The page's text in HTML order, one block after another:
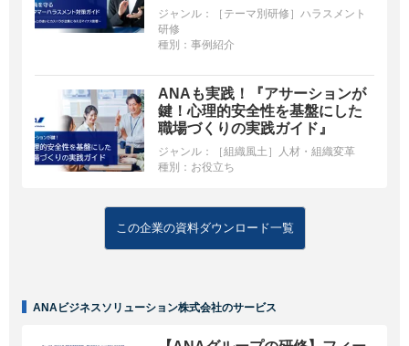
ジャンル：
［テーマ別研修］ハラスメント
研修
種別： 事例紹介
ANAも実践！『アサーションが
鍵！心理的安全性を基盤にした
職場づくりの実践ガイド』
ジャンル：
［組織風土］人材・組織変革
種別： お役立ち
この企業の資料ダウンロード一覧
ANAビジネスソリューション株式会社のサービス